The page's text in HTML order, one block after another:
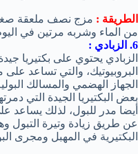
الطريقة : مزج نصف ملعقة
من الماء وشربه مرتين في
6. الزبادي :
الزبادي يحتوي على بكتيريا
البروبيوتيك، والتي تساعد على
الجهاز الهضمي والمسالك
بعض البكتيريا الجيدة التي
أيضا مدر للبول، لذلك
عن طريق زيادة وتيرة التبول
البكتيرية في المهبل ومجرى